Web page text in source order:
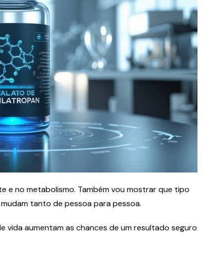
e no metabolismo. Também vou mostrar que tipo
tanto de pessoa para pessoa.
vida aumentam as chances de um resultado seguro